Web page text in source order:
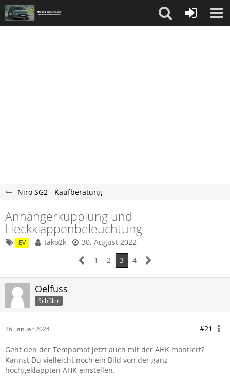
Niro SG2 - Kaufberatung
Anhängerkupplung und
Heckklappenbeleuchtung
EV tako2k
30. August 2022
1
2 3 4
Oelfuss
Schüler
26. Januar 2024 #21
Geht den der Tempomat jetzt auch mit der AHK montiert?
Kannst Du vielleicht noch ein Bild von der ganz
hochgeklappten AHK einstellen.